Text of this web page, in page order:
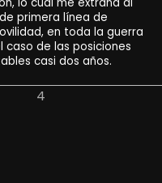
lo cual me extraña al
primera línea de
en toda la guerra
de las posiciones
casi dos años.